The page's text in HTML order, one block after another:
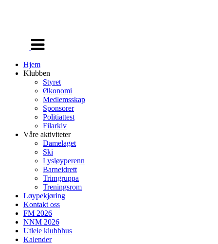
navigasjon
Hjem
Klubben
Styret
Økonomi
Medlemsskap
Sponsorer
Politiattest
Filarkiv
Våre aktiviteter
Damelaget
Ski
Lysløyperenn
Barneidrett
Trimgruppa
Treningsrom
Løypekjøring
Kontakt oss
FM 2026
NNM 2026
Utleie klubbhus
Kalender